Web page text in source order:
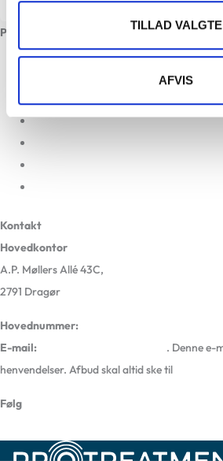
TILLAD VALGTE
AFVIS
ProTreatment
Afbud og udeblivelse
Privatlivspolitik og cookies
Kontakt
Hovedkontor
A.P. Møllers Allé 43C,
2791 Dragør
Hovednummer:
E-mail:
. Denne e-
henvendelser. Afbud skal altid ske til
Følg